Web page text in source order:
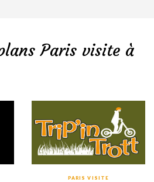
Paris visite à
PARIS VISITE